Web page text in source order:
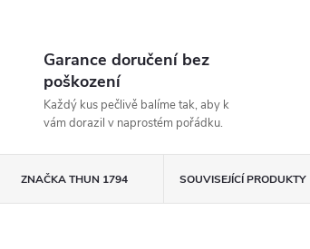
Garance doručení bez
poškození
Každý kus pečlivě balíme tak, aby k
vám dorazil v naprostém pořádku.
ZNAČKATHUN 1794 SOUVISEJÍCÍ PRODUKTY